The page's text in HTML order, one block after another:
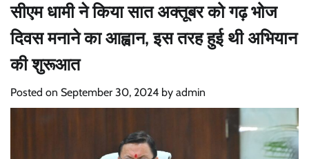
सीएम धामी ने किया सात अक्तूबर को गढ़ भोज
दिवस मनाने का आह्वान, इस तरह हुई थी अभियान
की शुरूआत
Posted on September 30, 2024 by admin